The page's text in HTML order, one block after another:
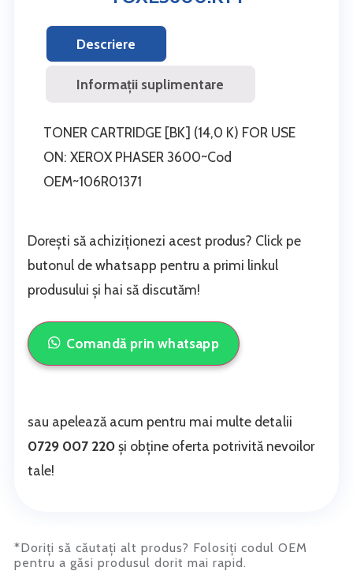
Descriere
Informații suplimentare
TONER CARTRIDGE [BK] (14,0 K) FOR USE
ON: XEROX PHASER 3600~Cod
OEM~106R01371
Dorești să achiziționezi acest produs? Click pe
butonul de whatsapp pentru a primi linkul
produsului și hai să discutăm!
Comandă prin whatsapp
sau apelează acum pentru mai multe detalii
0729 007 220și obține oferta potrivită nevoilor
tale!
*Doriți să căutați alt produs? Folosiți codul OEM
pentru a găsi produsul dorit mai rapid.